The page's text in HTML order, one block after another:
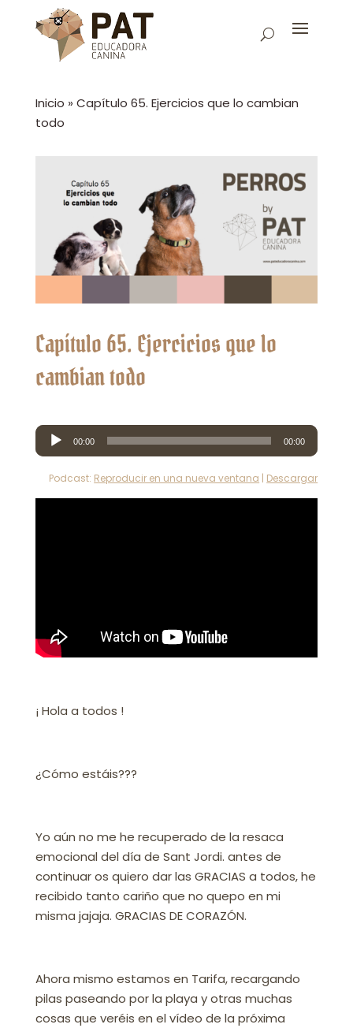
Inicio » Capítulo 65. Ejercicios que lo cambian
todo
Capítulo 65. Ejercicios que lo
cambian todo
Reproductor
de
audio
00:00 00:00
Podcast: Reproducir en una nueva ventana | Descargar
¡ Hola a todos !
¿Cómo estáis???
Yo aún no me he recuperado de la resaca
emocional del día de Sant Jordi. antes de
continuar os quiero dar las GRACIAS a todos, he
recibido tanto cariño que no quepo en mi
misma jajaja. GRACIAS DE CORAZÓN.
Ahora mismo estamos en Tarifa, recargando
pilas paseando por la playa y otras muchas
cosas que veréis en el vídeo de la próxima